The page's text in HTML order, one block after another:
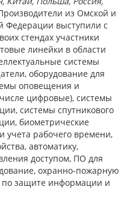
из Омской и
Федерации выступили с
стендах участники
линейки в области
системы
оборудование для
оповещения и
цифровые), системы
системы спутникового
биометрические
рабочего времени,
автоматику,
доступом, ПО для
охранно-пожарную
по защите информации и